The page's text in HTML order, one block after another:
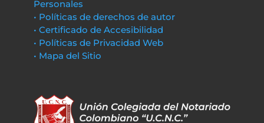
Personales
• Políticas de derechos de autor
• Certificado de Accesibilidad
• Políticas de Privacidad Web
• Mapa del Sitio